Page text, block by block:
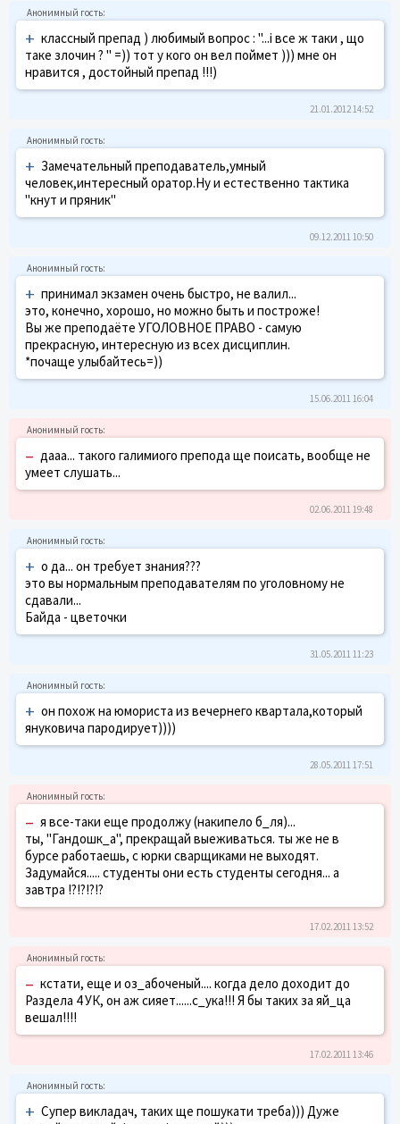
+ классный препад ) любимый вопрос : "...і все ж таки , що
таке злочин ? " =)) тот у кого он вел поймет ))) мне он
нравится , достойный препад !!!)
21.01.2012 14:52
+ Замечательный преподаватель,умный
человек,интересный оратор.Ну и естественно тактика
"кнут и пряник"
09.12.2011 10:50
+ принимал экзамен очень быстро, не валил...
это, конечно, хорошо, но можно быть и построже!
Вы же преподаёте УГОЛОВНОЕ ПРАВО - самую
прекрасную, интересную из всех дисциплин.
*почаще улыбайтесь=))
15.06.2011 16:04
– дааа... такого галимиого препода ще поисать, вообще не
умеет слушать...
02.06.2011 19:48
+ о да... он требует знания???
это вы нормальным преподавателям по уголовному не
сдавали...
Байда - цветочки
31.05.2011 11:23
+ он похож на юмориста из вечернего квартала,который
януковича пародирует))))
28.05.2011 17:51
– я все-таки еще продолжу (накипело б_ля)...
ты, "Гандошк_а", прекращай выеживаться. ты же не в
бурсе работаешь, с юрки сварщиками не выходят.
Задумайся..... студенты они есть студенты сегодня... а
завтра !?!?!?!?
17.02.2011 13:52
– кстати, еще и оз_абоченый.... когда дело доходит до
Раздела 4 УК, он аж сияет......с_ука!!! Я бы таких за яй_ца
вешал!!!!
17.02.2011 13:46
+ Супер викладач, таких ще пошукати треба))) Дуже